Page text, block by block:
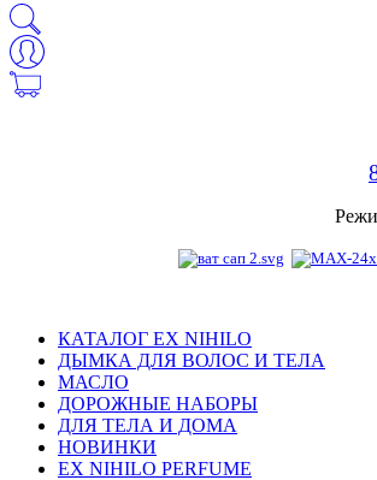
КАТАЛОГ EX NIHILO
ДЫМКА ДЛЯ ВОЛОС И ТЕЛА
МАСЛО
ДОРОЖНЫЕ НАБОРЫ
ДЛЯ ТЕЛА И ДОМА
НОВИНКИ
EX NIHILO PERFUME